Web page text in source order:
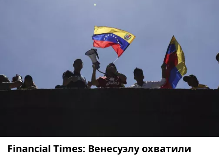
Financial Times: Венесуэлу охватили